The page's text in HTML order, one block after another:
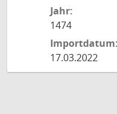
Jahr:
1474
Importdatum:
17.03.2022